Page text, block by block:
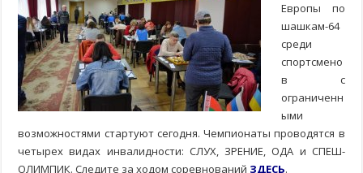
Европы по
шашкам-64
среди
спортсмено
в с
ограниченн
ыми
возможностями стартуют сегодня. Чемпионаты проводятся в
четырех видах инвалидности: СЛУХ, ЗРЕНИЕ, ОДА и СПЕШ-
ОЛИМПИК. Следите за ходом соревнований ЗДЕСЬ.